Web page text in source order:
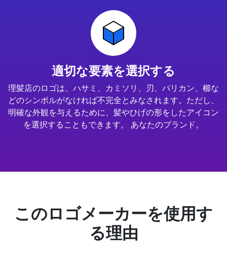
適切な要素を選択する
理髪店のロゴは、ハサミ、カミソリ、刃、バリカン、櫛な
どのシンボルがなければ不完全とみなされます。ただし、
明確な外観を与えるために、髪やひげの形をしたアイコン
を選択することもできます。 あなたのブランド。
このロゴメーカーを使用す
る理由